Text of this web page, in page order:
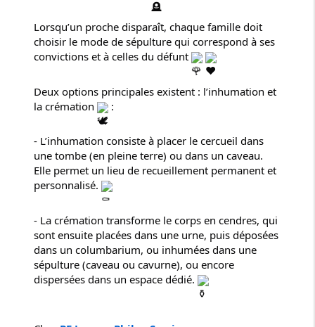
Lorsqu’un proche disparaît, chaque famille doit
choisir le mode de sépulture qui correspond à ses
convictions et à celles du défunt
Deux options principales existent : l’inhumation et
la crémation
:
- L’inhumation consiste à placer le cercueil dans
une tombe (en pleine terre) ou dans un caveau.
Elle permet un lieu de recueillement permanent et
personnalisé.
- La crémation transforme le corps en cendres, qui
sont ensuite placées dans une urne, puis déposées
dans un columbarium, ou inhumées dans une
sépulture (caveau ou cavurne), ou encore
dispersées dans un espace dédié.